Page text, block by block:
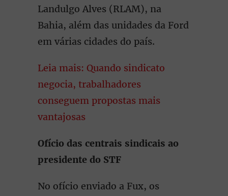
Landulgo Alves (RLAM), na
Bahia, além das unidades da Ford
em várias cidades do país.
Leia mais: Quando sindicato
negocia, trabalhadores
conseguem propostas mais
vantajosas
Ofício das centrais sindicais ao
presidente do STF
No ofício enviado a Fux, os